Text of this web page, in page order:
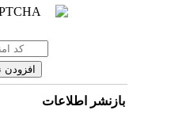
بازنشر اطلاعات